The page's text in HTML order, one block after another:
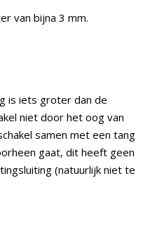
van bijna 3 mm.
is iets groter dan de
niet door het oog van
samen met een tang
gaat, dit heeft geen
(natuurlijk niet te